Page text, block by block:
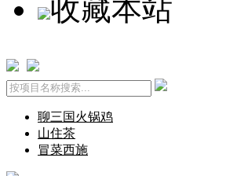
收藏本站
聊三国火锅鸡
山住茶
冒菜西施